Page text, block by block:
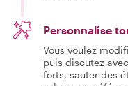
Personnalise
Vous voulez
puis discutez
forts, sauter des